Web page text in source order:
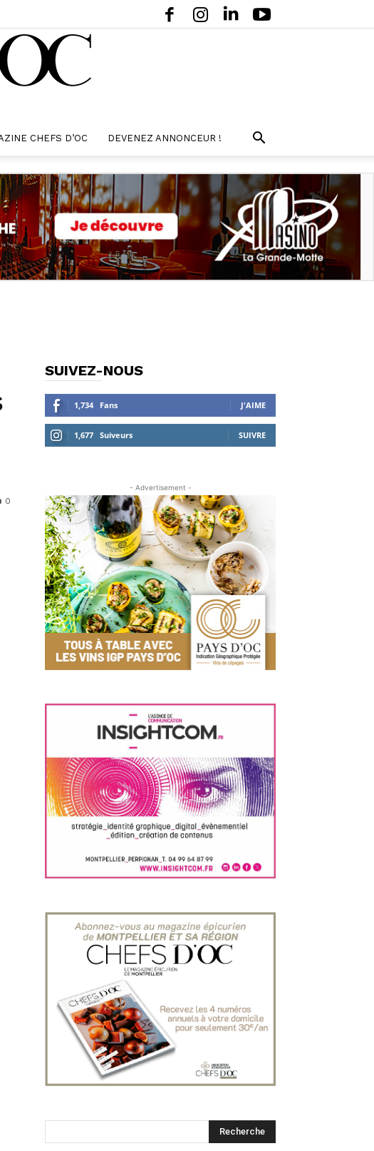
CHEFS D’OC DEVENEZ ANNONCEUR !
0
SUIVEZ-NOUS
1,734 Fans J'AIME
1,677 Suiveurs SUIVRE
- Advertisement -